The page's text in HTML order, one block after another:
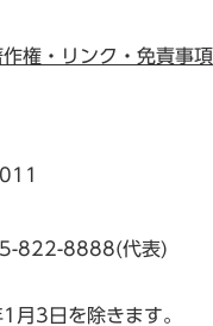
作権・リンク・免責事項
822-8888(代表)
3日を除きます。